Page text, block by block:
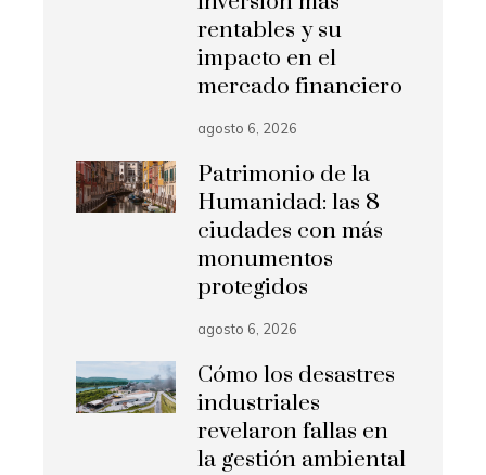
rentables y su
impacto en el
mercado financiero
agosto 6, 2026
Patrimonio de la
Humanidad: las 8
ciudades con más
monumentos
protegidos
agosto 6, 2026
Cómo los desastres
industriales
revelaron fallas en
la gestión ambiental